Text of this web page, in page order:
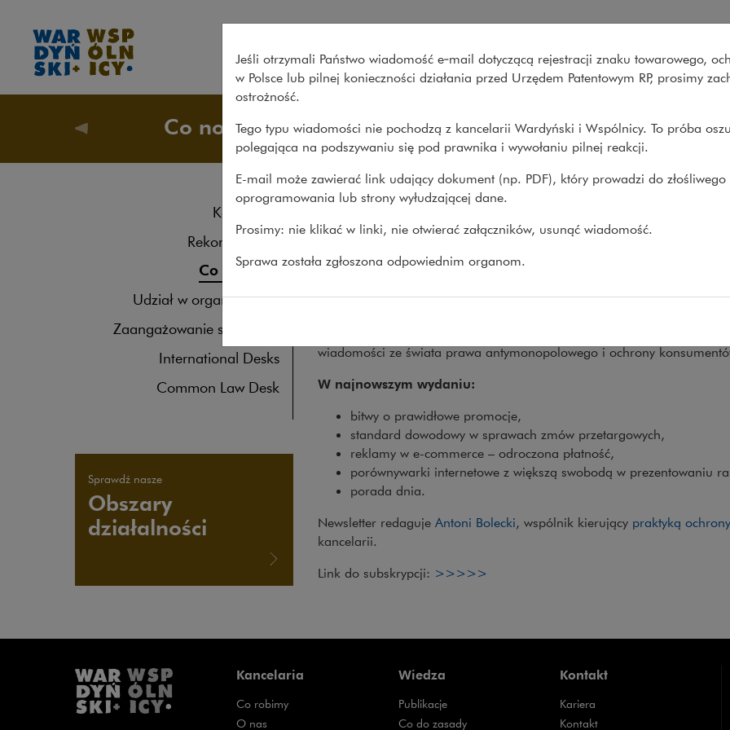
Co robimy O nas Nasze
Co nowego
Kancelaria
Rekomendacje
Co nowego
Udział w organizacjach
Zaangażowanie społeczne
International Desks
Common Law Desk
Sprawdź nasze
Obszary
działalności
O nas> Co nowego> Newsletter „Konkurencja i...
Newsletter „Konkurencja i
10.06.2025
Praktyka prawa ochrony konkurencji i konsumentów
Newsletter publikowany jest co dwa tygodnie, we wtorki i zawiera
wiadomości ze świata prawa antymonopolowego i ochrony
W najnowszym wydaniu:
bitwy o prawidłowe promocje,
standard dowodowy w sprawach zmów przetargowych,
reklamy w e-commerce – odroczona płatność,
porównywarki internetowe z większą swobodą w prezentowaniu
porada dnia.
Newsletter redaguje Antoni BoleckiUwaga, link zostanie otwarty w
, wspólnik kierujący praktyką
kancelarii.
Link do subskrypcji: >>>>>Uwaga, link zostanie otwarty w nowym
Kancelaria
Co robimy
O nas
Wiedza
Publikacje
Co do zasadyUwaga, link zostanie otwarty w nowym oknie
Kontakt
Kariera
Kontakt
Jeśli otrzymali Państwo wiadomość e‑mail dotyczącą rejestracji znaku towarowego,
w Polsce lub pilnej konieczności działania przed Urzędem Patentowym RP, prosimy
ostrożność.
Tego typu wiadomości nie pochodzą z kancelarii Wardyński i Wspólnicy. To próba
polegająca na podszywaniu się pod prawnika i wywołaniu pilnej reakcji.
E-mail może zawierać link udający dokument (np. PDF), który prowadzi do złośliwego
oprogramowania lub strony wyłudzającej dane.
Prosimy: nie klikać w linki, nie otwierać załączników, usunąć wiadomość.
Sprawa została zgłoszona odpowiednim organom.